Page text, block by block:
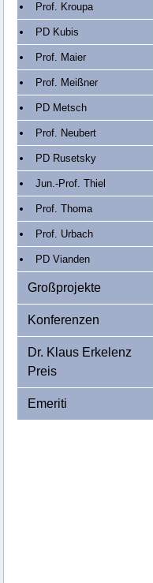
Prof. Kroupa
PD Kubis
Prof. Maier
Prof. Meißner
PD Metsch
Prof. Neubert
PD Rusetsky
Jun.-Prof. Thiel
Prof. Thoma
Prof. Urbach
PD Vianden
Großprojekte
Konferenzen
Dr. Klaus Erkelenz
Preis
Emeriti